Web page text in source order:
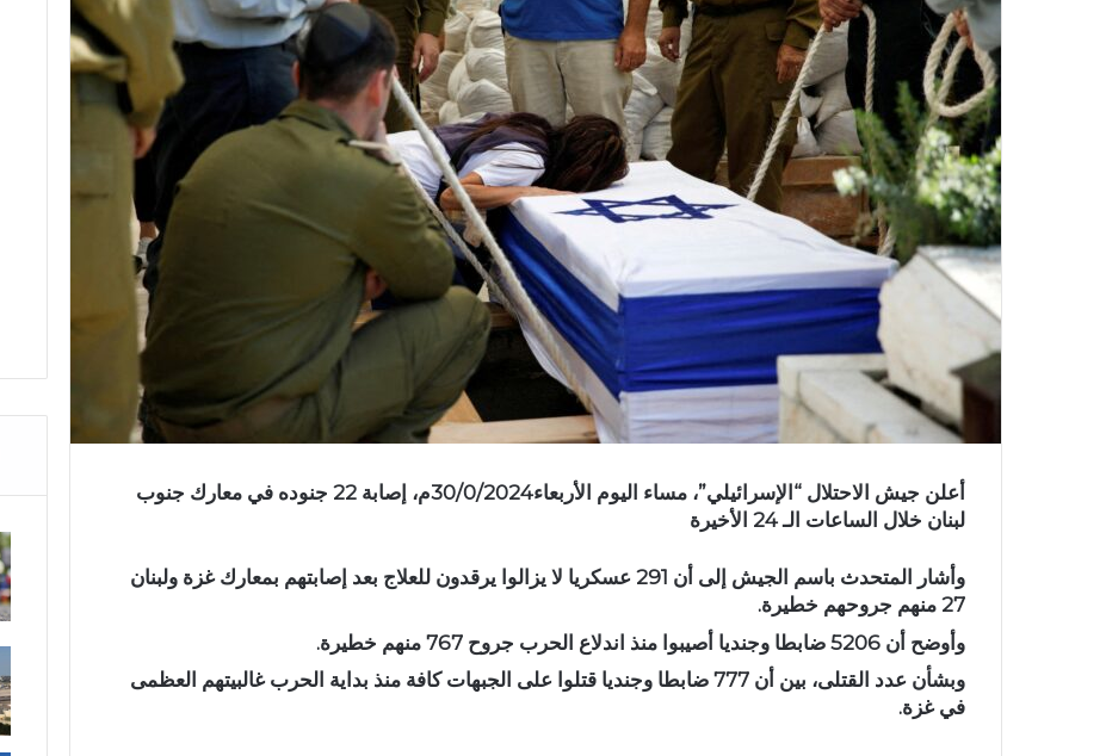
أعلن جيش الاحتلال “الإسرائيلي”، مساء اليوم الأربعاء30/0/2024م، إصابة 22 جنوده في معارك جنوب
لبنان خلال الساعات الـ 24 الأخيرة
وأشار المتحدث باسم الجيش إلى أن 291 عسكريا لا يزالوا يرقدون للعلاج بعد إصابتهم بمعارك غزة ولبنان
27 منهم جروحهم خطيرة.
وأوضح أن 5206 ضابطا وجنديا أصيبوا منذ اندلاع الحرب جروح 767 منهم خطيرة.
وبشأن عدد القتلى
، بين أن 777 ضابطا وجنديا قتلوا على الجبهات كافة منذ بداية الحرب غالبيتهم العظمى
في غزة.